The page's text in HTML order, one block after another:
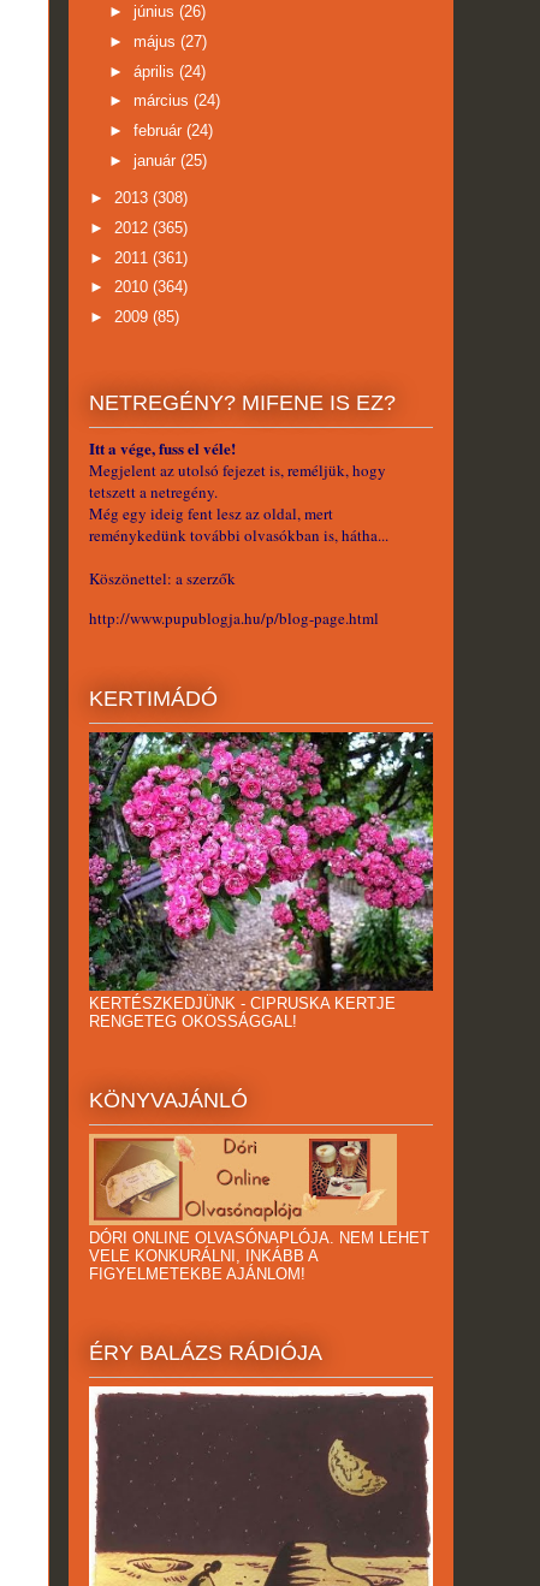
► június (26)
► május (27)
► április (24)
► március (24)
► február (24)
► január (25)
► 2013 (308)
► 2012 (365)
► 2011 (361)
► 2010 (364)
► 2009 (85)
NETREGÉNY? MIFENE IS EZ?
Itt a vége, fuss el véle!
Megjelent az utolsó fejezet is, reméljük, hogy
tetszett a netregény.
Még egy ideig fent lesz az oldal, mert
reménykedünk további olvasókban is, hátha...
Köszönettel: a szerzők
http://www.pupublogja.hu/p/blog-page.html
KERTIMÁDÓ
KERTÉSZKEDJÜNK - CIPRUSKA KERTJE
RENGETEG OKOSSÁGGAL!
KÖNYVAJÁNLÓ
DÓRI ONLINE OLVASÓNAPLÓJA. NEM LEHET
VELE KONKURÁLNI, INKÁBB A
FIGYELMETEKBE AJÁNLOM!
ÉRY BALÁZS RÁDIÓJA